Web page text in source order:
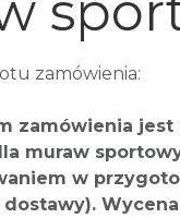
zamówienia:
zamówienia
muraw
w